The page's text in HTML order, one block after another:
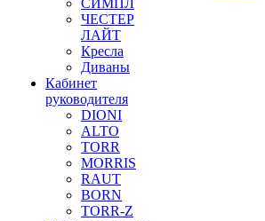
СИМПЛ
ЧЕСТЕР
ЛАЙТ
Кресла
Диваны
Кабинет
руководителя
DIONI
ALTO
TORR
MORRIS
RAUT
BORN
TORR-Z